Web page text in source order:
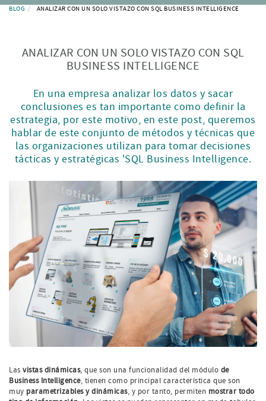
BLOG ANALIZAR CON UN SOLO VISTAZO CON SQL BUSINESS INTELLIGENCE
ANALIZAR CON UN SOLO VISTAZO CON SQL
BUSINESS INTELLIGENCE
En una empresa analizar los datos y sacar
conclusiones es tan importante como definir la
estrategia, por este motivo, en este post, queremos
hablar de este conjunto de métodos y técnicas que
las organizaciones utilizan para tomar decisiones
tácticas y estratégicas 'SQL Business Intelligence.
Las vistas dinámicas, que son una funcionalidad del módulo de
Business Intelligence, tienen como principal característica que son
muy parametrizables y dinámicas, y por tanto, permiten mostrar todo